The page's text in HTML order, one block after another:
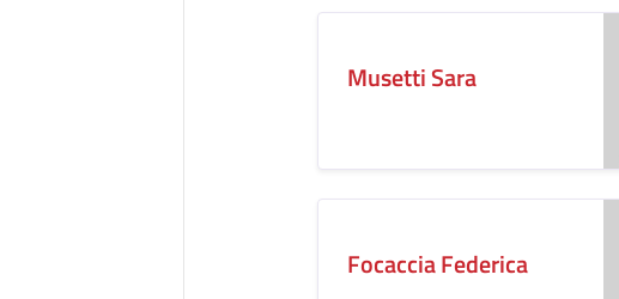
Musetti Sara
Focaccia Federica